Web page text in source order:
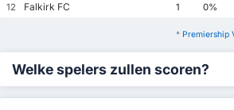
12
Falkirk FC 1 0%
* Premiership
Welke spelers zullen scoren?